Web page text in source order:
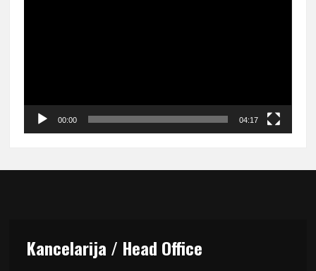
00:00 04:17
Kancelarija / Head Office